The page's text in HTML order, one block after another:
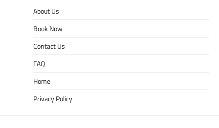
About Us
Book Now
Contact Us
FAQ
Home
Privacy Policy